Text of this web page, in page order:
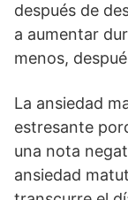
después de
a aumentar
menos,
La ansiedad
estresante
una nota
ansiedad